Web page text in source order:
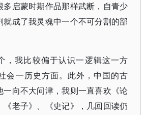
多启蒙时期作品那样武断，自青少
就成了我灵魂中一个不可分割的部
，我比较偏于认识一逻辑这一方
会一历史方面。此外，中国的古
一向不大问津，我则一直喜欢《论
《老子》、《史记》，几回回读仍